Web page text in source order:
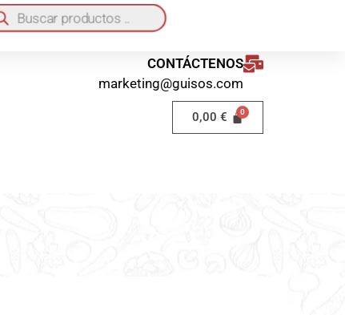
CONTÁCTENOS
marketing@guisos.com
0,00€